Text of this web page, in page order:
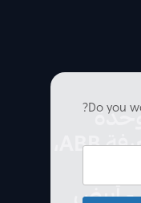
84-84-500 وحدة
Do you